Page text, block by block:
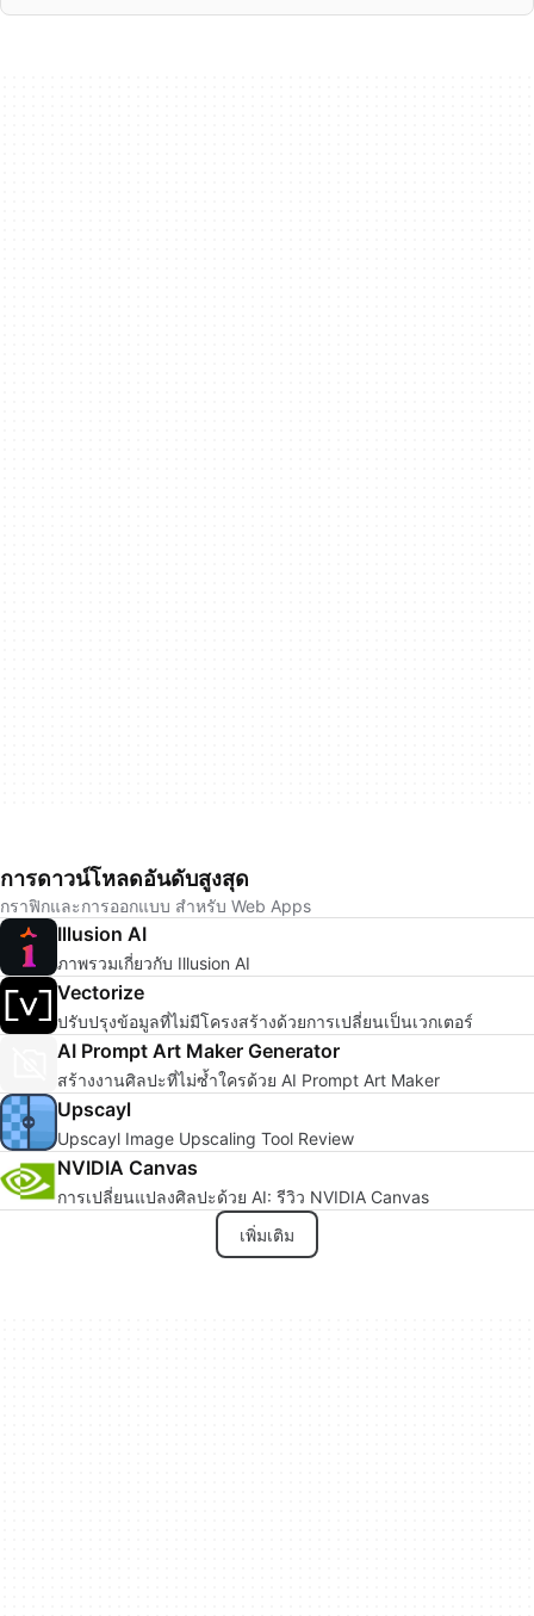
การดาวน์โหลดอันดับสูงสุด
กราฟิกและการออกแบบ สำหรับ Web Apps
Illusion AI
ภาพรวมเกี่ยวกับ Illusion AI
Vectorize
ปรับปรุงข้อมูลที่ไม่มีโครงสร้างด้วยการเปลี่ยนเป็นเวกเตอร์
AI Prompt Art Maker Generator
สร้างงานศิลปะที่ไม่ซ้ำใครด้วย AI Prompt Art Maker
Upscayl
Upscayl Image Upscaling Tool Review
NVIDIA Canvas
การเปลี่ยนแปลงศิลปะด้วย AI: รีวิว NVIDIA Canvas
เพิ่มเติม